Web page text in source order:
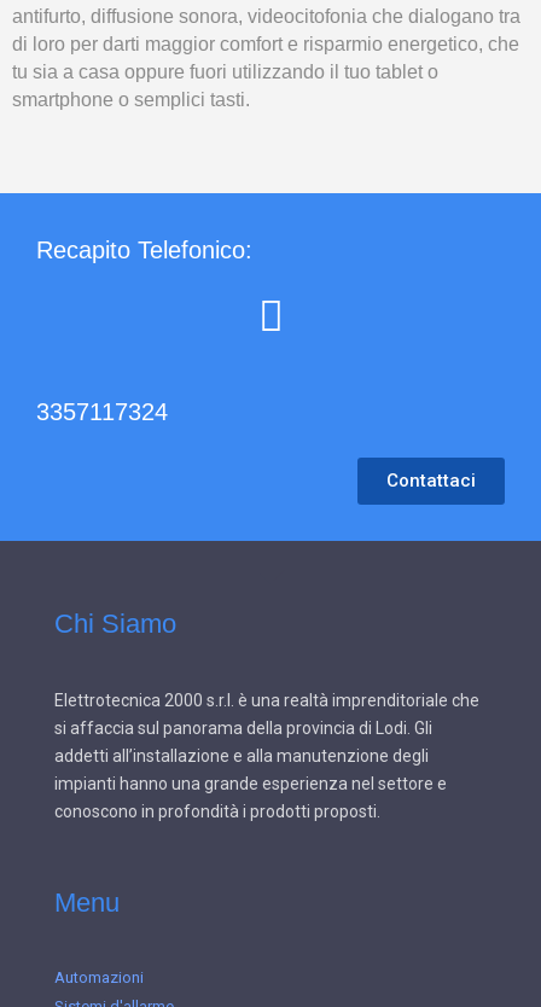
antifurto, diffusione sonora, videocitofonia che dialogano tra
di loro per darti maggior comfort e risparmio energetico, che
tu sia a casa oppure fuori utilizzando il tuo tablet o
smartphone o semplici tasti.
Recapito Telefonico:
3357117324
Contattaci
Chi Siamo
Elettrotecnica 2000 s.r.l. è una realtà imprenditoriale che
si affaccia sul panorama della provincia di Lodi. Gli
addetti all’installazione e alla manutenzione degli
impianti hanno una grande esperienza nel settore e
conoscono in profondità i prodotti proposti.
Menu
Automazioni